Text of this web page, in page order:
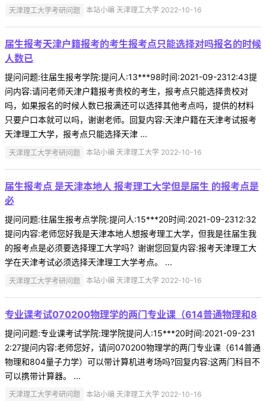
天津理工大学考研问题 本站小编 天津理工大学 2022-10-16
届生报考天津户籍报考的考生报考点只能选择对吗报名的时候
人数已
提问问题:往届生报考学院:提问人:13***98时间:2021-09-2312:43提
问内容:请问老师天津户籍报考贵校的考生，报考点只能选择贵校对
吗，如果报名的时候人数已报满还可以选择其他考点吗，提供的材料
只要户口本就可以吗，谢谢老师。回复内容:天津户籍在天津考试报考
天津理工大学，报考点只能选择天津 ...
天津理工大学考研问题 本站小编 天津理工大学 2022-10-16
届生报考点 是天津本地人 报考理工大学但是届生 的报考点是
必
提问问题:往届生报考点学院:提问人:15***20时间:2021-09-2312:32
提问内容:老师您好我是天津本地人想报考理工大学，但我是往届生我
的报考点是必须要选择理工大学吗？谢谢您回复内容:报考天津理工大
学在天津考试必须选择天津理工大学考点。 ...
天津理工大学考研问题 本站小编 天津理工大学 2022-10-16
专业课考试070200物理学的两门专业课（614普通物理和8
提问问题:专业课考试学院:理学院提问人:15***20时间:2021-09-231
2:27提问内容:老师您好，请问070200物理学的两门专业课（614普通
物理和804量子力学）可以带计算机进考场吗?回复内容:这两门科目不
可以携带计算器。 ...
天津理工大学考研问题 本站小编 天津理工大学 2022-10-16